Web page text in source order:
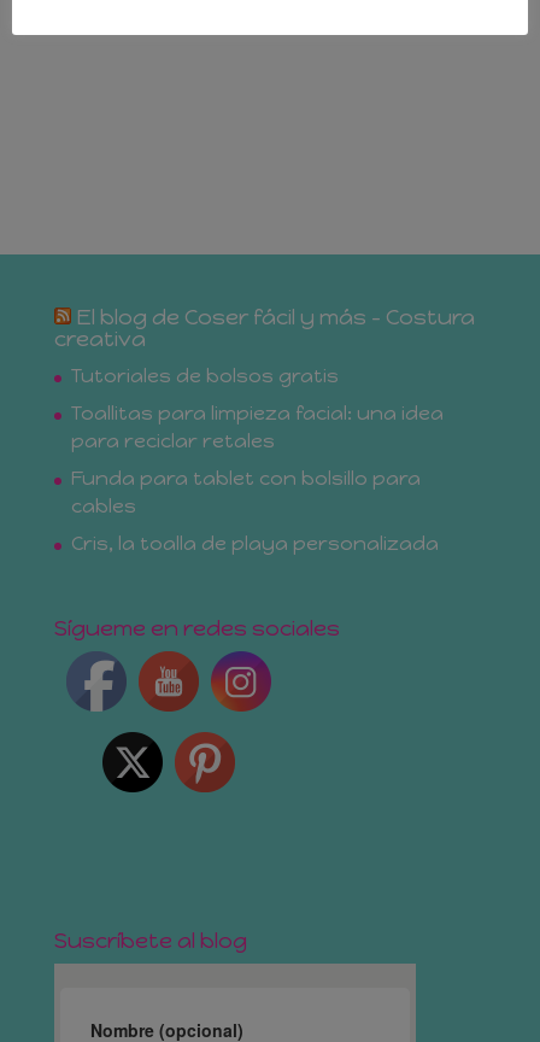
El blog de Coser fácil y más – Costura
creativa
Tutoriales de bolsos gratis
Toallitas para limpieza facial: una idea
para reciclar retales
Funda para tablet con bolsillo para
cables
Cris, la toalla de playa personalizada
Sígueme en redes sociales
Suscríbete al blog